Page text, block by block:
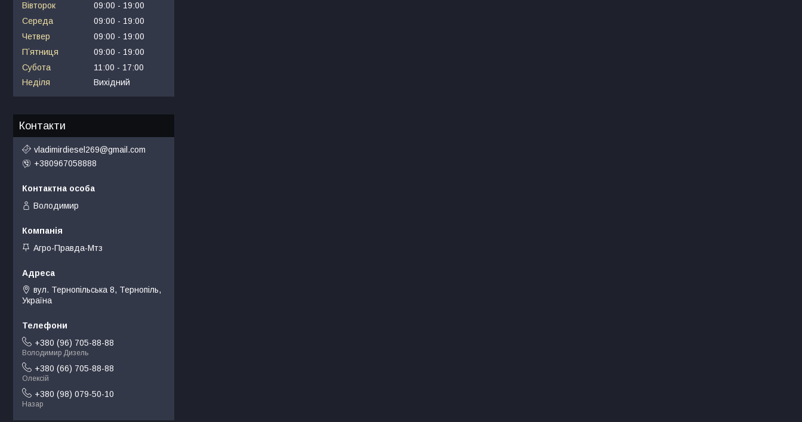
Вівторок
09:00
19:00
Середа
09:00
19:00
Четвер
09:00
19:00
Пʼятниця
09:00
19:00
Субота
11:00
17:00
Неділя
Вихідний
Контакти
vladimirdiesel269@gmail.com
+380967058888
Володимир
Агро-Правда-Мтз
вул. Тернопільська 8, Тернопіль,
Україна
+380 (96) 705-88-88
Володимир Дизель
+380 (66) 705-88-88
Олексій
+380 (98) 079-50-10
Назар